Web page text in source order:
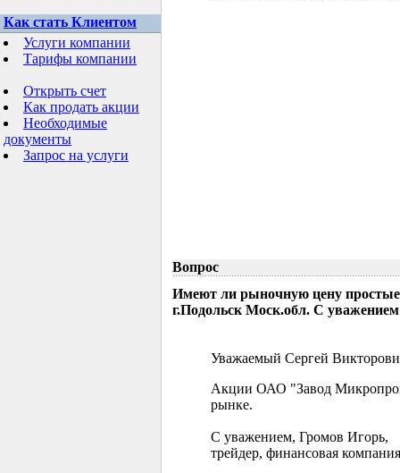
Как стать Клиентом
Услуги компании
Тарифы компании
Открыть счет
Как продать акции
Необходимые
документы
Запрос на услуги
Вопрос
Имеют ли рыночную цену
г.Подольск Моск.обл. С
Уважаемый Сергей
Акции ОАО "Завод
рынке.
С уважением, Громов Игорь,
трейдер, финансовая